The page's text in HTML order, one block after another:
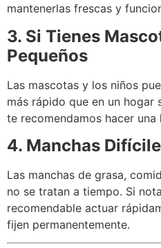
mantenerlas frescas y
3. Si Tienes
Pequeños
Las mascotas y los niños
más rápido que en un hogar
te recomendamos hacer
4. Manchas
Las manchas de grasa,
no se tratan a tiempo. Si
recomendable actuar
fijen permanentemente.